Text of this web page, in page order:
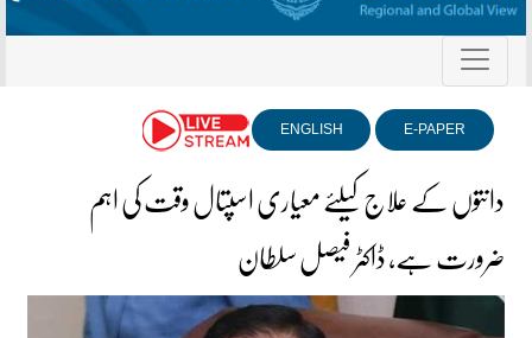
E-PAPER
ENGLISH
دانتوں کے علاج کیلئے معیاری اسپتال وقت کی اہم
ضرورت ہے، ڈاکٹر فیصل سلطان